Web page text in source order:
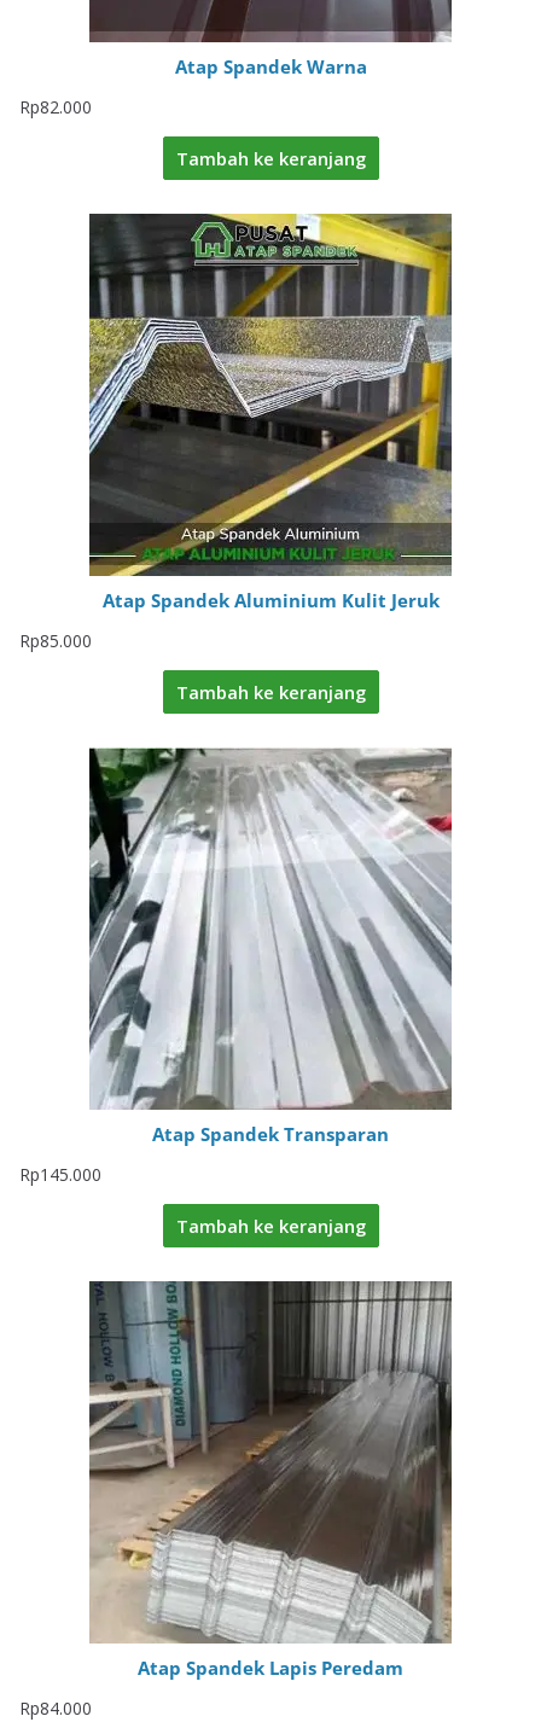
Atap Spandek Warna
Rp82.000
Tambah ke keranjang
Atap Spandek Aluminium Kulit Jeruk
Rp85.000
Tambah ke keranjang
Atap Spandek Transparan
Rp145.000
Tambah ke keranjang
Atap Spandek Lapis Peredam
Rp84.000